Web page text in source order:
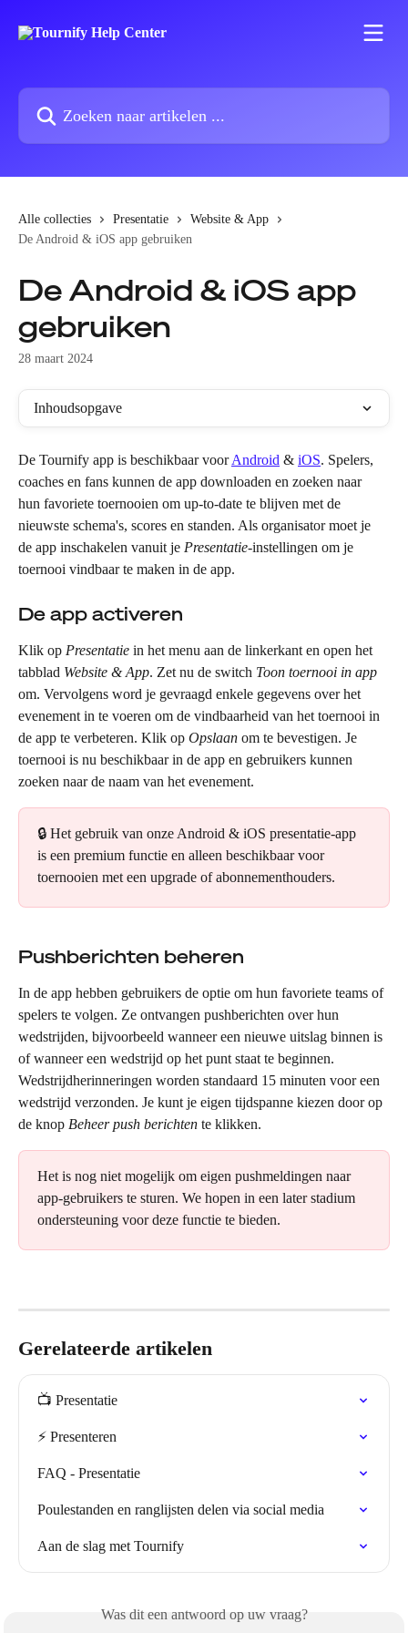
Zoeken naar artikelen ...
Alle collecties Presentatie
Website & App
De Android & iOS app gebruiken
De Android & iOS app
gebruiken
28 maart 2024
Inhoudsopgave
De Tournify app is beschikbaar voor Android & iOS. Spelers,
coaches en fans kunnen de app downloaden en zoeken naar
hun favoriete toernooien om up-to-date te blijven met de
nieuwste schema's, scores en standen. Als organisator moet je
de app inschakelen vanuit je Presentatie-instellingen om je
toernooi vindbaar te maken in de app.
De app activeren
Klik op Presentatie in het menu aan de linkerkant en open het
tabblad Website & App. Zet nu de switch Toon toernooi in app
om. Vervolgens word je gevraagd enkele gegevens over het
evenement in te voeren om de vindbaarheid van het toernooi in
de app te verbeteren. Klik op Opslaan om te bevestigen. Je
toernooi is nu beschikbaar in de app en gebruikers kunnen
zoeken naar de naam van het evenement.
🔒 Het gebruik van onze Android & iOS presentatie-app
is een premium functie en alleen beschikbaar voor
toernooien met een upgrade of abonnementhouders.
Pushberichten beheren
In de app hebben gebruikers de optie om hun favoriete teams of
spelers te volgen. Ze ontvangen pushberichten over hun
wedstrijden, bijvoorbeeld wanneer een nieuwe uitslag binnen is
of wanneer een wedstrijd op het punt staat te beginnen.
Wedstrijdherinneringen worden standaard 15 minuten voor een
wedstrijd verzonden. Je kunt je eigen tijdspanne kiezen door op
de knop Beheer push berichten te klikken.
Het is nog niet mogelijk om eigen pushmeldingen naar
app-gebruikers te sturen. We hopen in een later stadium
ondersteuning voor deze functie te bieden.
Gerelateerde artikelen
📺 Presentatie
⚡️ Presenteren
FAQ - Presentatie
Poulestanden en ranglijsten delen via social media
Aan de slag met Tournify
Was dit een antwoord op uw vraag?